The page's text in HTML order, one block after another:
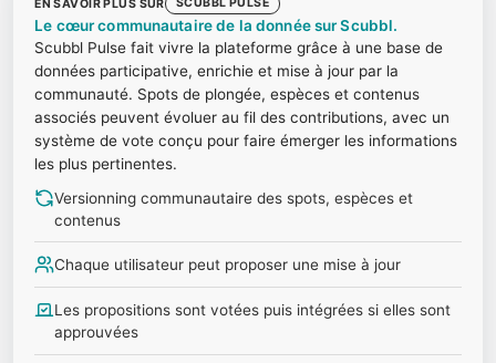
EN SAVOIR PLUS SUR SCUBBL PULSE
Le cœur communautaire de la donnée sur Scubbl.
Scubbl Pulse fait vivre la plateforme grâce à une base de
données participative, enrichie et mise à jour par la
communauté. Spots de plongée, espèces et contenus
associés peuvent évoluer au fil des contributions, avec un
système de vote conçu pour faire émerger les informations
les plus pertinentes.
Versionning communautaire des spots, espèces et
contenus
Chaque utilisateur peut proposer une mise à jour
Les propositions sont votées puis intégrées si elles sont
approuvées